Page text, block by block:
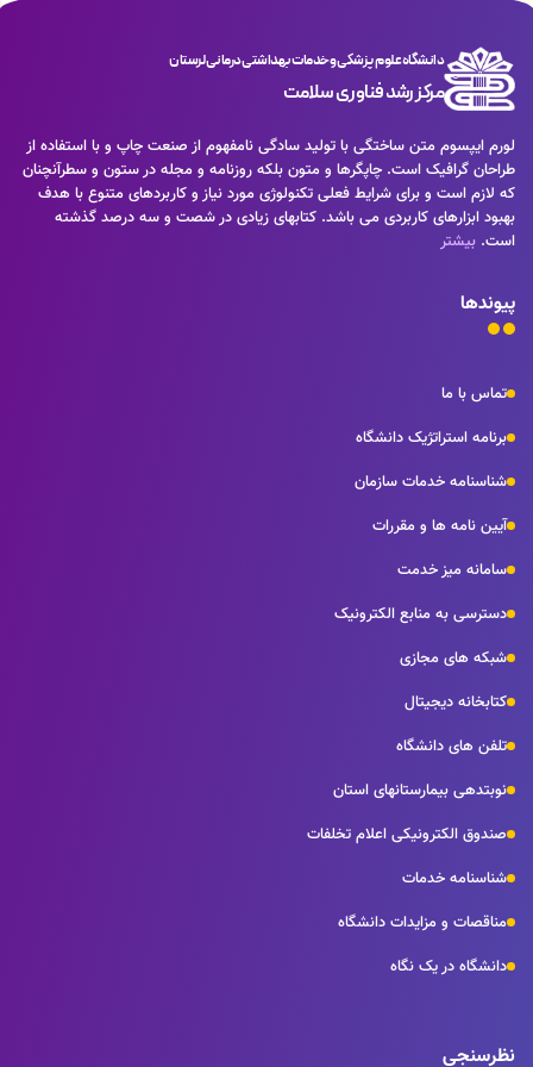
دستاوردهای اصلی و جوابگوی سوالات پیوسته اهل دنیای موجود طراحی
اساسا مورد استفاده قرار گیرد.
متخصصان را می طلبد تا با نرم افزارها شناخت بیشتری را برای طراحان رایانه
ای علی الخصوص طراحان خلاقی و فرهنگ پیشرو در زبان فارسی ایجاد کرد.
در این صورت می توان امید داشت که تمام و دشواری موجود در ارائه
دستاوردهای اصلی و جوابگوی سوالات پیوسته اهل دنیای موجود طراحی
اساسا مورد استفاده قرار گیرد.
دانشگاه علوم پزشکی و خدمات بهداشتی درمانی لرستان
مرکز رشد فناوری سلامت
لورم ایپسوم متن ساختگی با تولید سادگی نامفهوم از صنعت چاپ و با استفاده از
طراحان گرافیک است. چاپگرها و متون بلکه روزنامه و مجله در ستون و سطرآنچنان
که لازم است و برای شرایط فعلی تکنولوژی مورد نیاز و کاربردهای متنوع با هدف
بهبود ابزارهای کاربردی می باشد. کتابهای زیادی در شصت و سه درصد گذشته
است. بیشتر
پیوندها
تماس با ما
برنامه استراتژیک دانشگاه
شناسنامه خدمات سازمان
آیین نامه ها و مقررات
سامانه میز خدمت
دسترسی به منابع الکترونیک
شبکه های مجازی
کتابخانه دیجیتال
تلفن های دانشگاه
نوبتدهی بیمارستانهای استان
صندوق الکترونیکی اعلام تخلفات
شناسنامه خدمات
مناقصات و مزایدات دانشگاه
دانشگاه در یک نگاه
نظرسنجی